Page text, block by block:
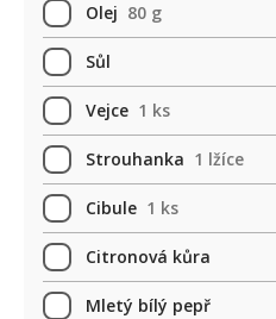
Olej 80 g
Sůl
Vejce 1 ks
Strouhanka 1 lžíce
Cibule 1 ks
Citronová kůra
Mletý bílý pepř